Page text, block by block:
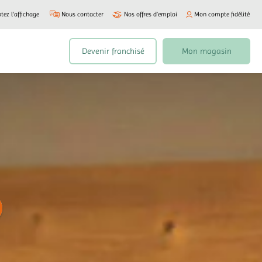
l'affichage Nous contacter Nos offres d’emploi Mon compte fidélité
Devenir franchisé Mon magasin